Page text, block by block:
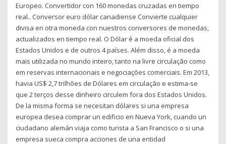
Europeo. Convertidor con 160 monedas cruzadas en tiempo
real.. Conversor euro dólar canadiense Convierte cualquier
divisa en otra moneda con nuestros conversores de monedas,
actualizados en tiempo real. O Dólar é a moeda oficial dos
Estados Unidos e de outros 4 países. Além disso, é a moeda
mais utilizada no mundo inteiro, tanto na livre circulação como
em reservas internacionais e negociações comerciais. Em 2013,
havia US$ 2,7 trilhões de Dólares em circulação e estima-se
que 2 terços desse dinheiro circulem fora dos Estados Unidos.
De la misma forma se necesitan dólares si una empresa
europea desea comprar un edificio en Nueva York, cuando un
ciudadano alemán viaja como turista a San Francisco o si una
empresa sueca compra acciones de una entidad